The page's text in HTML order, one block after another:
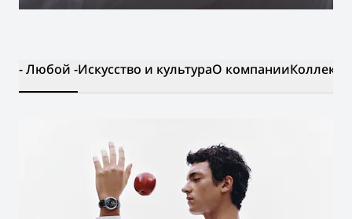
- Любой -Искусство и культураО компании